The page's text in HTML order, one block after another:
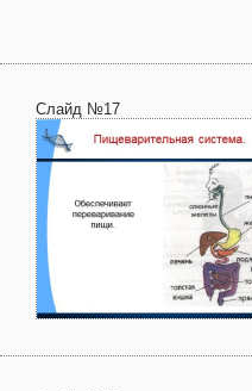
Слайд №17